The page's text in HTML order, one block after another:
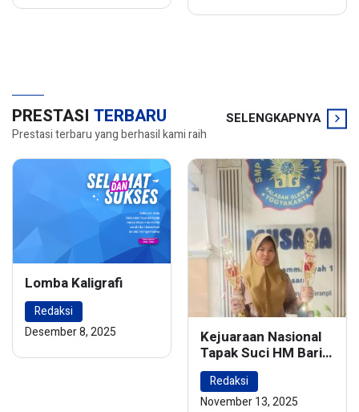
PRESTASI TERBARU
Prestasi terbaru yang berhasil kami raih
SELENGKAPNYA
Lomba Kaligrafi
Redaksi
Desember 8, 2025
Kejuaraan Nasional
Tapak Suci HM Barie
Rsyad Championship
2024
Redaksi
November 13, 2025